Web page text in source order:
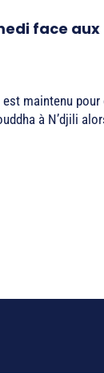
face aux
maintenu pour
à N’djili